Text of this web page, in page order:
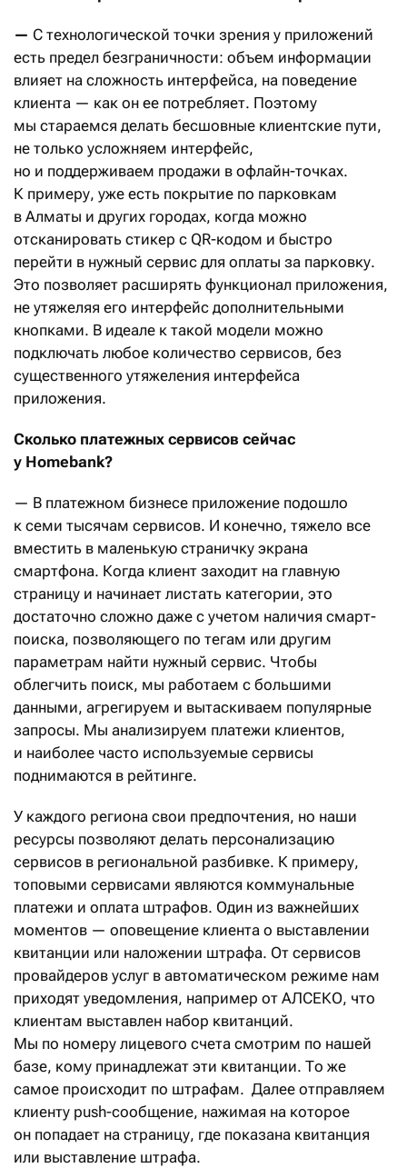
— С технологической точки зрения у приложений
есть предел безграничности: объем информации
влияет на сложность интерфейса, на поведение
клиента — как он ее потребляет. Поэтому
мы стараемся делать бесшовные клиентские пути,
не только усложняем интерфейс,
но и поддерживаем продажи в офлайн-точках.
К примеру, уже есть покрытие по парковкам
в Алматы и других городах, когда можно
отсканировать стикер с QR-кодом и быстро
перейти в нужный сервис для оплаты за парковку.
Это позволяет расширять функционал приложения,
не утяжеляя его интерфейс дополнительными
кнопками. В идеале к такой модели можно
подключать любое количество сервисов, без
существенного утяжеления интерфейса
приложения.
Сколько платежных сервисов сейчас
у Homebank?
— В платежном бизнесе приложение подошло
к семи тысячам сервисов. И конечно, тяжело все
вместить в маленькую страничку экрана
смартфона. Когда клиент заходит на главную
страницу и начинает листать категории, это
достаточно сложно даже с учетом наличия смарт-
поиска, позволяющего по тегам или другим
параметрам найти нужный сервис. Чтобы
облегчить поиск, мы работаем с большими
данными, агрегируем и вытаскиваем популярные
запросы. Мы анализируем платежи клиентов,
и наиболее часто используемые сервисы
поднимаются в рейтинге.
У каждого региона свои предпочтения, но наши
ресурсы позволяют делать персонализацию
сервисов в региональной разбивке. К примеру,
топовыми сервисами являются коммунальные
платежи и оплата штрафов. Один из важнейших
моментов — оповещение клиента о выставлении
квитанции или наложении штрафа. От сервисов
провайдеров услуг в автоматическом режиме нам
приходят уведомления, например от АЛСЕКО, что
клиентам выставлен набор квитанций.
Мы по номеру лицевого счета смотрим по нашей
базе, кому принадлежат эти квитанции. То же
самое происходит по штрафам. Далее отправляем
клиенту push-сообщение, нажимая на которое
он попадает на страницу, где показана квитанция
или выставление штрафа.